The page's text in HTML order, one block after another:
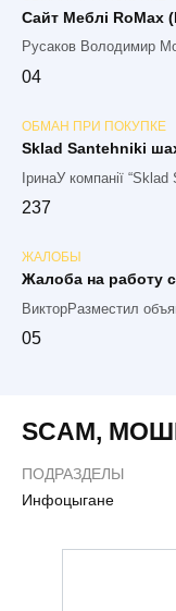
Сайт Меблі RoMax
Русаков Володимир
04
ОБМАН ПРИ ПОКУПКЕ
Sklad Santehniki
ІринаУ компанії “Sklad
237
ЖАЛОБЫ
Жалоба на работу
ВикторРазместил
05
SCAM,
ПОДРАЗДЕЛЫ
Инфоцыгане